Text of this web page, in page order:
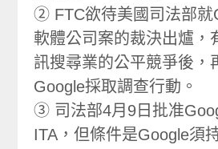
② FTC欲待美國司法部就
軟體公司案的裁決出爐，
訊搜尋業的公平競爭後，
Google採取調查行動。
③ 司法部4月9日批准
ITA，但條件是Google須